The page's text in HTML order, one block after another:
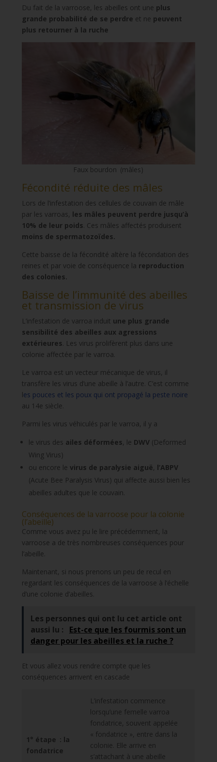
Du fait de la varroose, les abeilles ont une plus
grande probabilité de se perdre et ne peuvent
plus retourner à la ruche
Faux bourdon (mâles)
Fécondité réduite des mâles
Lors de l’infestation des cellules de couvain de mâle
par les varroas, les mâles peuvent perdre jusqu’à
10% de leur poids. Ces mâles affectés produisent
moins de spermatozoïdes.
Cette baisse de la fécondité altère la fécondation des
reines et par voie de conséquence la reproduction
des colonies.
Baisse de I’immunité des abeilles
et transmission de virus
L’infestation de varroa induit une plus grande
sensibilité des abeilles aux agressions
extérieures. Les virus prolifèrent plus dans une
colonie affectée par le varroa.
Le varroa est un vecteur mécanique de virus, il
transfère les virus d’une abeille à l’autre. C’est comme
les pouces et les poux qui ont propagé la peste noire
au 14e siècle.
Parmi les virus véhiculés par le varroa, il y a
le virus des ailes déformées, le DWV(Deformed
Wing Virus)
ou encore le virus de paralysie aiguë, l’ABPV
(Acute Bee Paralysis Virus) qui affecte aussi bien les
abeilles adultes que le couvain.
Conséquences de la varroose pour la colonie
(l’abeille)
Comme vous avez pu le lire précédemment, la
varroose a de très nombreuses conséquences pour
l’abeille.
Maintenant, si nous prenons un peu de recul en
regardant les conséquences de la varroose à l’échelle
d’une colonie d’abeilles.
Les personnes qui ont lu cet article ont
aussi lu :
Est-ce que les fourmis sont un
danger pour les abeilles et la ruche ?
Et vous allez vous rendre compte que les
conséquences arrivent en cascade
1° étape : la
fondatrice
L’infestation commence
lorsqu’une femelle varroa
fondatrice, souvent appelée
« fondatrice », entre dans la
colonie. Elle arrive en
s’attachant à une abeille